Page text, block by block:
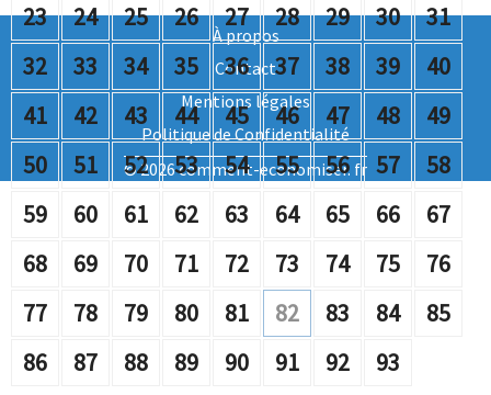
23
24 25 26 27 28 29 30
31
32
33 34 35 36 37 38 39
40
41
42 43 44 45 46 47 48
49
50
51 52 53 54 55 56 57
58
59
60 61 62 63 64 65 66
67
68
69 70 71 72 73 74 75
76
77
78 79 80 81 82 83 84
85
86
87 88 89 90 91 92 93
À propos
Contact
Mentions légales
Politique de Confidentialité
© 2026 comment-economiser. fr